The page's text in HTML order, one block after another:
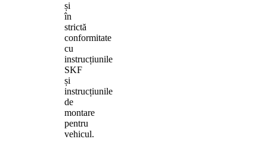
și
în
strictă
conformitate
cu
instrucțiunile
SKF
și
instrucțiunile
de
montare
pentru
vehicul.